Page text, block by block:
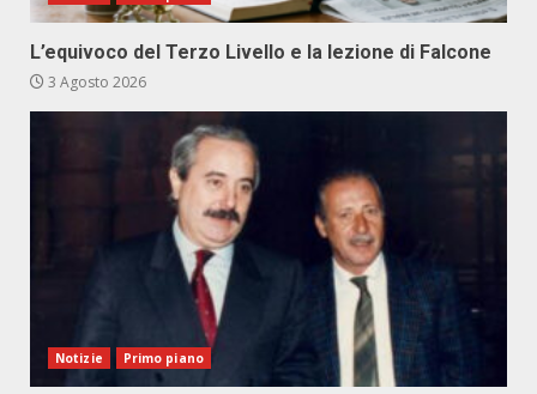
L’equivoco del Terzo Livello e la lezione di Falcone
3 Agosto 2026
Notizie Primo piano